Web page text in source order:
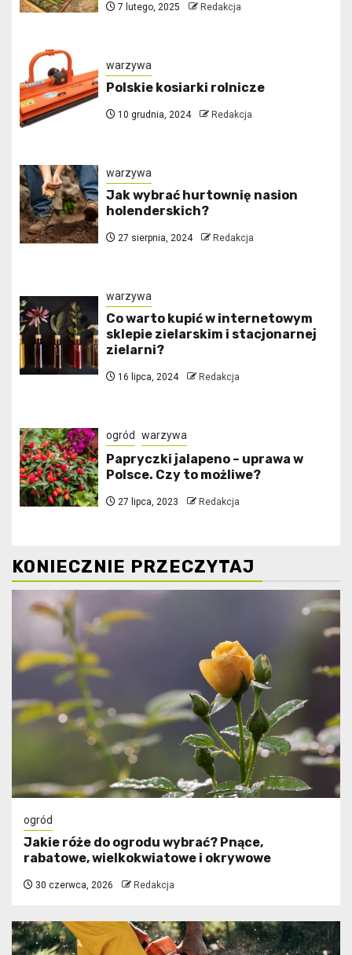
7 lutego, 2025 Redakcja
warzywa
Polskie kosiarki rolnicze
10 grudnia, 2024 Redakcja
warzywa
Jak wybrać hurtownię nasion
holenderskich?
27 sierpnia, 2024 Redakcja
warzywa
Co warto kupić w internetowym
sklepie zielarskim i stacjonarnej
zielarni?
16 lipca, 2024 Redakcja
ogród warzywa
Papryczki jalapeno – uprawa w
Polsce. Czy to możliwe?
27 lipca, 2023 Redakcja
KONIECZNIE PRZECZYTAJ
ogród
Jakie róże do ogrodu wybrać? Pnące,
rabatowe, wielkokwiatowe i okrywowe
30 czerwca, 2026 Redakcja